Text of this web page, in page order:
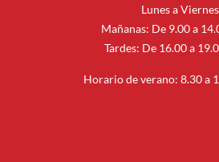
Lunes a Viernes
Mañanas: De 9.00 a
Tardes: De 16.00 a
Horario de verano: 8.30 a